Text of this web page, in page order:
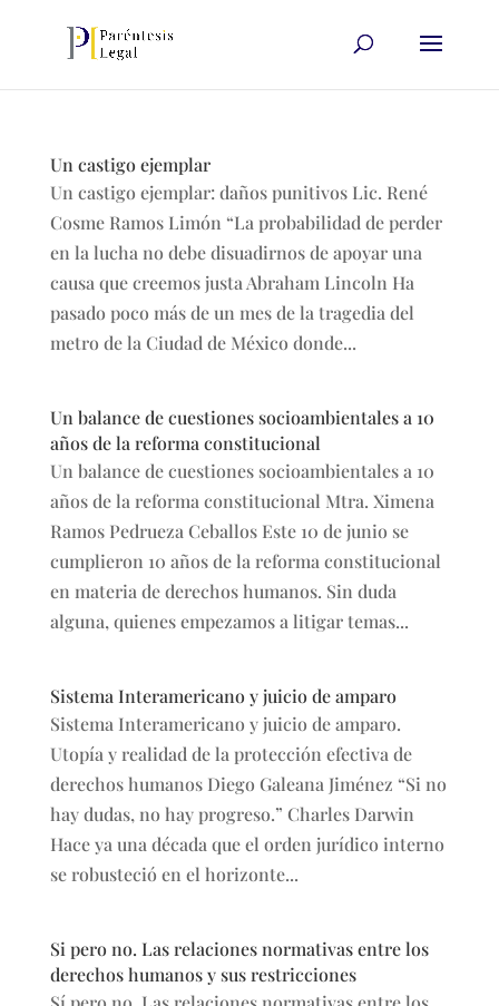
Un castigo ejemplar
Un castigo ejemplar: daños punitivos Lic. René
Cosme Ramos Limón “La probabilidad de perder
en la lucha no debe disuadirnos de apoyar una
causa que creemos justa Abraham Lincoln Ha
pasado poco más de un mes de la tragedia del
metro de la Ciudad de México donde...
Un balance de cuestiones socioambientales a 10
años de la reforma constitucional
Un balance de cuestiones socioambientales a 10
años de la reforma constitucional Mtra. Ximena
Ramos Pedrueza Ceballos Este 10 de junio se
cumplieron 10 años de la reforma constitucional
en materia de derechos humanos. Sin duda
alguna, quienes empezamos a litigar temas...
Sistema Interamericano y juicio de amparo
Sistema Interamericano y juicio de amparo.
Utopía y realidad de la protección efectiva de
derechos humanos Diego Galeana Jiménez “Si no
hay dudas, no hay progreso.” Charles Darwin
Hace ya una década que el orden jurídico interno
se robusteció en el horizonte...
Si pero no. Las relaciones normativas entre los
derechos humanos y sus restricciones